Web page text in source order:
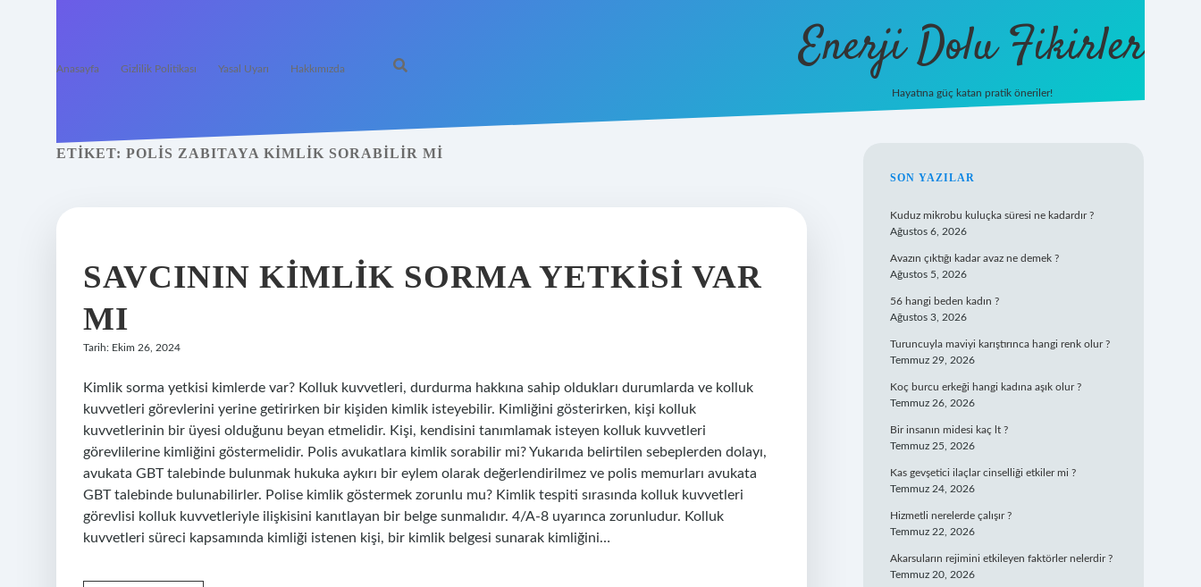
Anasayfa Gizlilik Politikası Yasal Uyarı Hakkımızda Enerji Dolu Fikirler
Hayatına güç katan pratik öneriler!
ETIKET: POLIS ZABITAYA KIMLIK SORABILIR MI
SAVCININ KIMLIK SORMA YETKISI VAR
MI
Tarih: Ekim 26, 2024
Kimlik sorma yetkisi kimlerde var? Kolluk kuvvetleri, durdurma hakkına sahip oldukları durumlarda ve kolluk
kuvvetleri görevlerini yerine getirirken bir kişiden kimlik isteyebilir. Kimliğini gösterirken, kişi kolluk
kuvvetlerinin bir üyesi olduğunu beyan etmelidir. Kişi, kendisini tanımlamak isteyen kolluk kuvvetleri
görevlilerine kimliğini göstermelidir. Polis avukatlara kimlik sorabilir mi? Yukarıda belirtilen sebeplerden dolayı,
avukata GBT talebinde bulunmak hukuka aykırı bir eylem olarak değerlendirilmez ve polis memurları avukata
GBT talebinde bulunabilirler. Polise kimlik göstermek zorunlu mu? Kimlik tespiti sırasında kolluk kuvvetleri
görevlisi kolluk kuvvetleriyle ilişkisini kanıtlayan bir belge sunmalıdır. 4/A-8 uyarınca zorunludur. Kolluk
kuvvetleri süreci kapsamında kimliği istenen kişi, bir kimlik belgesi sunarak kimliğini…
SIDEBAR
SON YAZILAR
Kuduz mikrobu kuluçka süresi ne kadardır ?
Ağustos 6, 2026
Avazın çıktığı kadar avaz ne demek ?
Ağustos 5, 2026
56 hangi beden kadın ?
Ağustos 3, 2026
Turuncuyla maviyi karıştırınca hangi renk olur ?
Temmuz 29, 2026
Koç burcu erkeği hangi kadına aşık olur ?
Temmuz 26, 2026
Bir insanın midesi kaç lt ?
Temmuz 25, 2026
Kas gevşetici ilaçlar cinselliği etkiler mi ?
Temmuz 24, 2026
Hizmetli nerelerde çalışır ?
Temmuz 22, 2026
Akarsuların rejimini etkileyen faktörler nelerdir ?
Temmuz 20, 2026